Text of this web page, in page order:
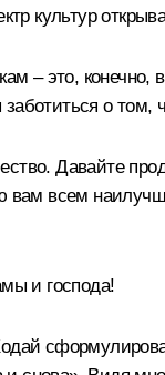
культур
– это, конечно,
о том,
Давайте
всем
и господа!